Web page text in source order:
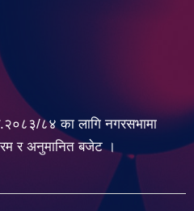
८४ का लागि नगरसभामा
र अनुमानित बजेट ।